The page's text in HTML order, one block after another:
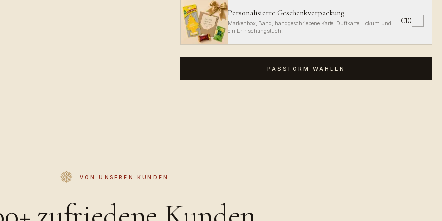
Personalisierte Geschenkverpackung
Markenbox, Band, handgeschriebene Karte, Duftkarte, Lokum und
ein Erfrischungstuch.
€10
PASSFORM WÄHLEN
VON UNSEREN KUNDEN